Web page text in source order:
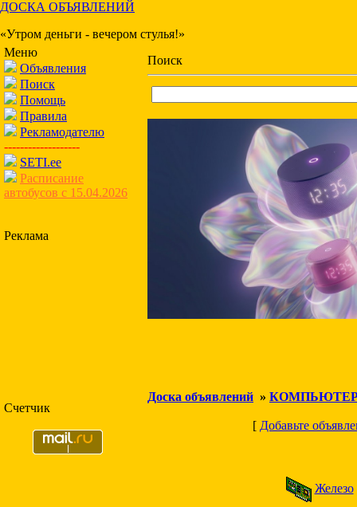
ДОСКА ОБЪЯВЛЕНИЙ
«Утром деньги - вечером стулья!»
Меню
Объявления
Поиск
Помощь
Правила
Рекламодателю
-------------------
SETI.ee
Расписание
автобусов с 15.04.2026
Реклама
Счетчик
Поиск
Доска объявлений »
[ Добавьте
Железо